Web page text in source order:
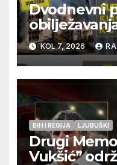
Dvodnevni
pogibije
Kraljevića i
pripadnika
KOL 7, 2026
BIH I REGIJA LJUBUŠKI
Drugi
Vukšić”